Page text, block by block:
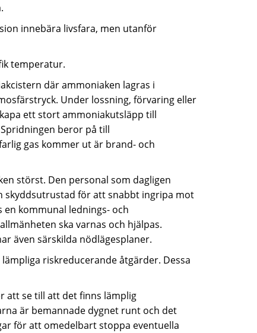
innebära livsfara, men utanför
temperatur.
där ammoniaken lagras i
Under lossning, förvaring eller
ett stort ammoniakutsläpp till
beror på till
gas kommer ut är brand- och
störst. Den personal som dagligen
för att snabbt ingripa mot
kommunal lednings- och
ska varnas och hjälpas.
även särskilda nödlägesplaner.
riskreducerande åtgärder. Dessa
att se till att det finns lämplig
är bemannade dygnet runt och det
för att omedelbart stoppa eventuella